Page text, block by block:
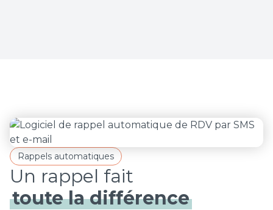
Rappels automatiques
toute la différence